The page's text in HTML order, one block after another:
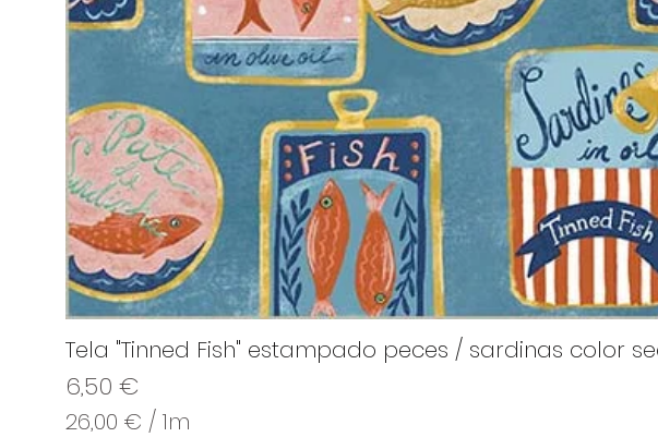
Tela "Tinned Fish" estampado peces / sardinas color
Precio
6,50 €
26,00 € / 1m